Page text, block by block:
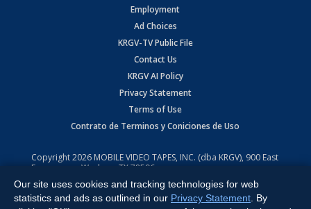
Employment
Ad Choices
KRGV-TV Public File
Contact Us
KRGV AI Policy
Privacy Statement
Terms of Use
Contrato de Terminos y Coniciones de Uso
Copyright2026 MOBILE VIDEO TAPES, INC. (dba KRGV), 900 East
Expressway, Weslaco, TX 78596.
All Rights Reserved. Powered by:Ruby Shore Software
Our site uses cookies and tracking technologies for web
statistics and ads as outlined in our Privacy Statement . By